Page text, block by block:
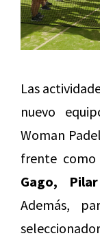
Las
nuevo
Woman
frente
Gago,
Además,